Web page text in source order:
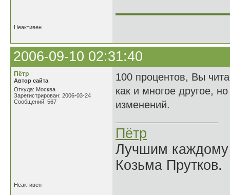
Неактивен
2006-09-10 02:31:40
Пётр
Автор сайта
Откуда: Москва
Зарегистрирован: 2006-03-24
Сообщений: 567
100 процентов, Вы
как и многое другое,
изменений.
Пётр
Лучшим каждому
Козьма Прутков.
Неактивен